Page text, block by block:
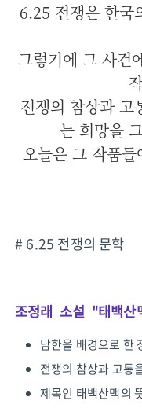
6.25 전쟁은 한국
그렇기에 그 사건
전쟁의 참상과 고
는 희망을
오늘은 그 작품
# 6.25 전쟁의 문학
조정래 소설 "태백
남한을 배경으로 한
전쟁의 참상과 고통
제목인 태백산맥의